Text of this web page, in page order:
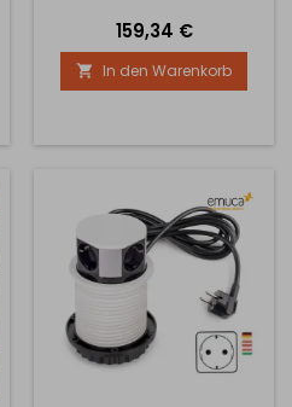
Küchenarbeitsplatten,
Arbeitsflächen oder
Bürotische. Dank des
Auszugsmechanismus ist
verborgen und wird nur bei
mit 2× 230 V Steckdosen
(französische Norm
geeignet für...
Preis
159,34 €
 In den Warenkorb